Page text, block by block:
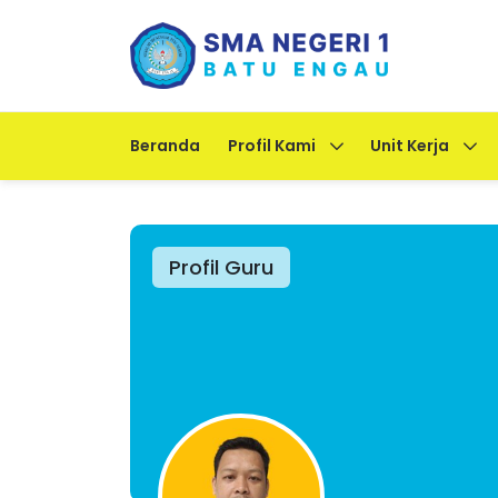
Beranda Profil Kami Unit Kerja
Profil Guru